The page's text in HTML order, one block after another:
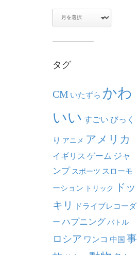
タグ
CM いたずら かわ
いい すごい びっく
り アニメ アメリカ
イギリス ゲーム ジャ
ンプ スポーツ スローモ
ーション トリック
ドッ
キリ
ドライブレコーダ
ー ハプニング バトル
ロシア ワンコ 中国 事